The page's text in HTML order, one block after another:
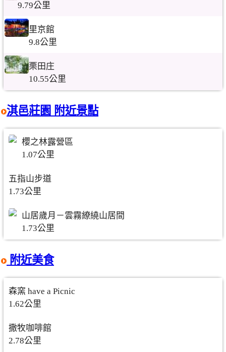
9.79公里
里京館
9.8公里
栗田庄
10.55公里
淇邑莊園 附近景點
櫻之林露營區
1.07公里
五指山步道
1.73公里
山居歲月－雲霧繚繞山居間
1.73公里
附近美食
森窯 have a Picnic
1.62公里
撒牧咖啡館
2.78公里